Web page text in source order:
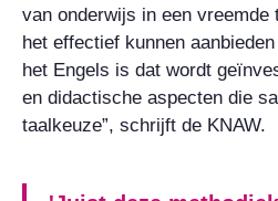
van onderwijs in een vreemde
het effectief kunnen
het Engels is dat wordt
en didactische aspecten die
taalkeuze”, schrijft de KNAW.